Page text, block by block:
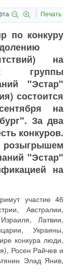
Печать
по конкуру
на
группы
"Эстар"
состоится
на
За два
конкуров.
"Эстар"
на
участие 46
Австралии,
Латвии,
Украины,
конкура люди,
Росен Райчев и
Элад Янив,